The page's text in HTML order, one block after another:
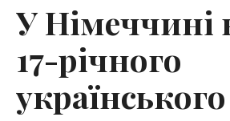
У Німеччині
17-річного
українського